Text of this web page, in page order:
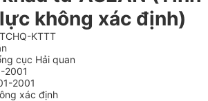
không xác định)
KTTT
cục Hải quan
2001
2001
xác định